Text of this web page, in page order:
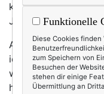
korallfarbenen
Jeans undDiva-
Aber nein, auch
ich will das nicht
wenn es bei
heruntergesetzt ist.
Funktionelle
Diese Cookies
zum Speichern von
Besuchen der
stehen dir einige
Übermittlung an